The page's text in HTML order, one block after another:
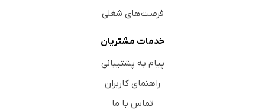
فرصت‌های شغلی
خدمات مشتریان
پیام به پشتیبانی
راهنمای کاربران
تماس با ما